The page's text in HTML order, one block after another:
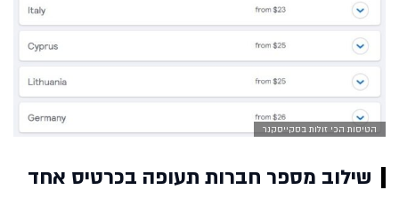
הטיסות הכי זולות בסקייסקנר
שילוב מספר חברות תעופה בכרטיס אחד